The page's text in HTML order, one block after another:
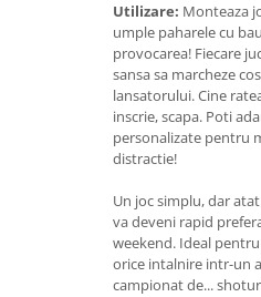
Utilizare: Monteaza
umple paharele cu
provocarea! Fiecare
sansa sa marcheze
lansatorului. Cine
inscrie, scapa. Poti
personalizate pentru
distractie!
Un joc simplu, dar
va deveni rapid
weekend. Ideal
orice intalnire intr-un
campionat de...